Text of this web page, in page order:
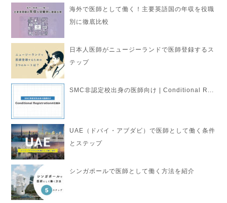
海外で医師として働く！主要英語国の年収を役職
別に徹底比較
日本人医師がニュージーランドで医師登録するス
テップ
SMC非認定校出身の医師向け | Conditional R...
UAE（ドバイ・アブダビ）で医師として働く条件
とステップ
シンガポールで医師として働く方法を紹介